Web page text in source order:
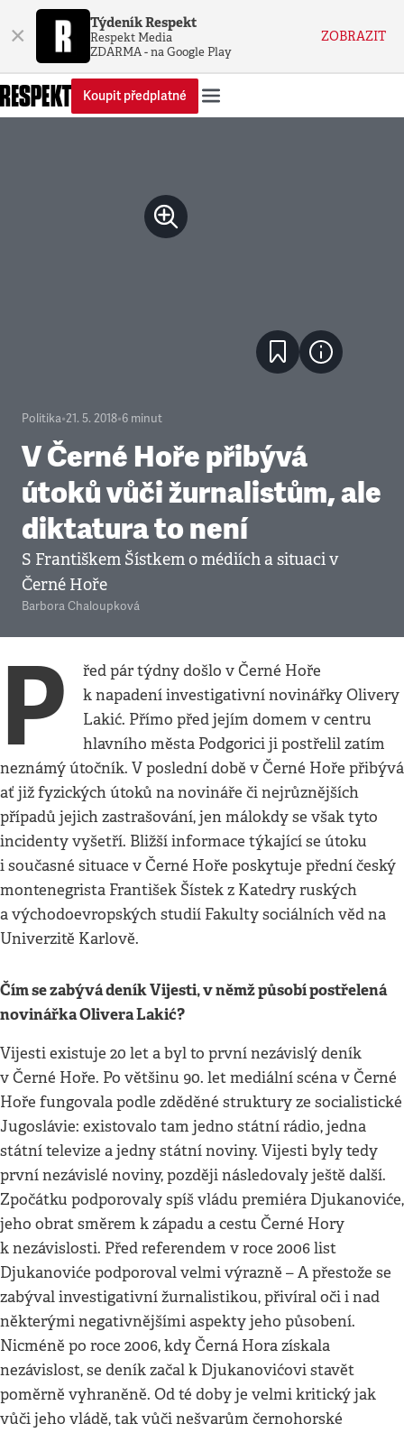
× Týdeník Respekt
Respekt Media
ZDARMA - na Google Play
ZOBRAZIT
Koupit předplatné
Politika•21. 5. 2018•6 minut
V Černé Hoře přibývá
útoků vůči žurnalistům, ale
diktatura to není
S Františkem Šístkem o médiích a situaci v
Černé Hoře
Barbora Chaloupková
P
řed pár týdny došlo v Černé Hoře
k napadení investigativní novinářky Olivery
Lakić. Přímo před jejím domem v centru
hlavního města Podgorici ji postřelil zatím
neznámý útočník. V poslední době v Černé Hoře přibývá
ať již fyzických útoků na novináře či nejrůznějších
případů jejich zastrašování, jen málokdy se však tyto
incidenty vyšetří. Bližší informace týkající se útoku
i současné situace v Černé Hoře poskytuje přední český
montenegrista František Šístek z Katedry ruských
a východoevropských studií Fakulty sociálních věd na
Univerzitě Karlově.
Čím se zabývá deník Vijesti, v němž působí postřelená
novinářka Olivera Lakić?
Vijesti existuje 20 let a byl to první nezávislý deník
v Černé Hoře. Po většinu 90. let mediální scéna v Černé
Hoře fungovala podle zděděné struktury ze socialistické
Jugoslávie: existovalo tam jedno státní rádio, jedna
státní televize a jedny státní noviny. Vijesti byly tedy
první nezávislé noviny, později následovaly ještě další.
Zpočátku podporovaly spíš vládu premiéra Djukanoviće,
jeho obrat směrem k západu a cestu Černé Hory
k nezávislosti. Před referendem v roce 2006 list
Djukanoviće podporoval velmi výrazně – A přestože se
zabýval investigativní žurnalistikou, přivíral oči i nad
některými negativnějšími aspekty jeho působení.
Nicméně po roce 2006, kdy Černá Hora získala
nezávislost, se deník začal k Djukanovićovi stavět
poměrně vyhraněně. Od té doby je velmi kritický jak
vůči jeho vládě, tak vůči nešvarům černohorské